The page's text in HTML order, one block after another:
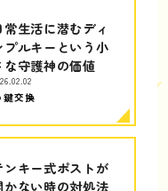
常生活に潜むディ
プルキーという小
な守護神の価値
鍵交換
ンキー式ポストが
かない時の対処法